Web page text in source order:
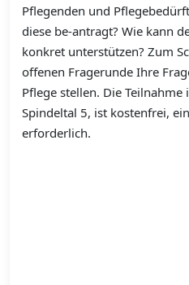
Pflegenden und
diese be-antragt? Wie kann
konkret unterstützen? Zum
offenen Fragerunde Ihre
Pflege stellen. Die Teilnahme
Spindeltal 5, ist kostenfrei,
erforderlich.